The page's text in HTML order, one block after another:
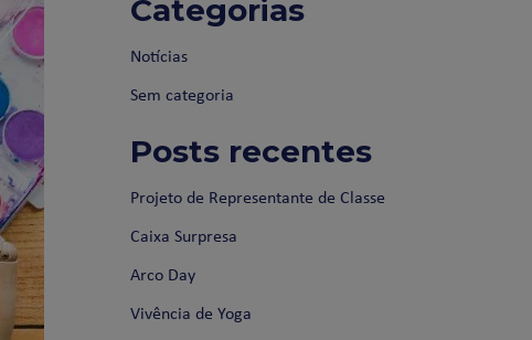
Categorias
Notícias
Sem categoria
Posts recentes
Projeto de Representante de Classe
Caixa Surpresa
Arco Day
Vivência de Yoga